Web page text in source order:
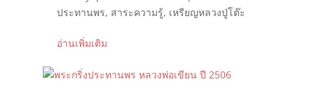
ประทานพร, สาระความรู้, เหรียญหลวงปู่โต๊ะ
อ่านเพิ่มเติม